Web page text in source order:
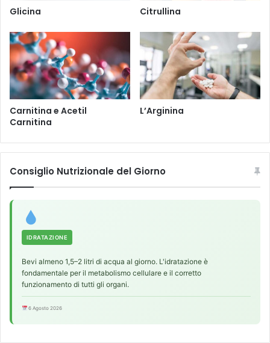
Glicina Citrullina
Carnitina e Acetil
Carnitina
L’Arginina
Consiglio Nutrizionale del Giorno
IDRATAZIONE
Bevi almeno 1,5–2 litri di acqua al giorno. L'idratazione è
fondamentale per il metabolismo cellulare e il corretto
funzionamento di tutti gli organi.
6 Agosto 2026